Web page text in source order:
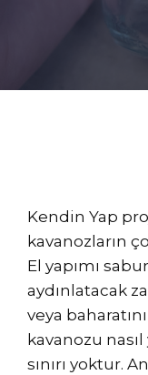
Kendin Yap
kavanozların
El yapımı
aydınlatacak
veya
kavanozu
sınırı yoktur.